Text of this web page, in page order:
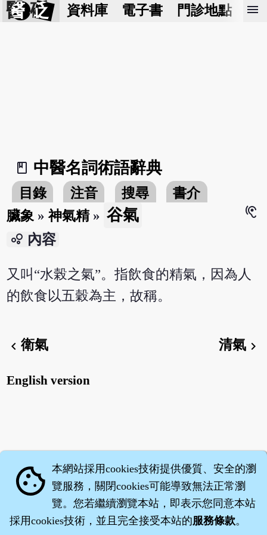
醫 砭 資料庫 電子書 門診地點 預
menu
book_2
中醫名詞術語辭典
目錄 注音 搜尋
書介
臟象 »神氣精» 谷氣
hearing
bubble_chart 內容
又叫“水榖之氣”。指飲食的精氣，因為人
的飲食以五穀為主，故稱。
chevron_left衛氣 清氣chevron_right
English version
cookie 本網站採用cookies技術提供優質、安全的瀏
覽服務，關閉cookies可能導致無法正常瀏
覽。您若繼續瀏覽本站，即表示您同意本站
採用cookies技術，並且完全接受本站的服務條款。